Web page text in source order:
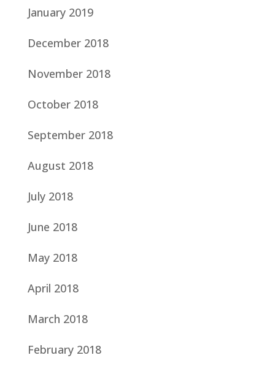
January 2019
December 2018
November 2018
October 2018
September 2018
August 2018
July 2018
June 2018
May 2018
April 2018
March 2018
February 2018